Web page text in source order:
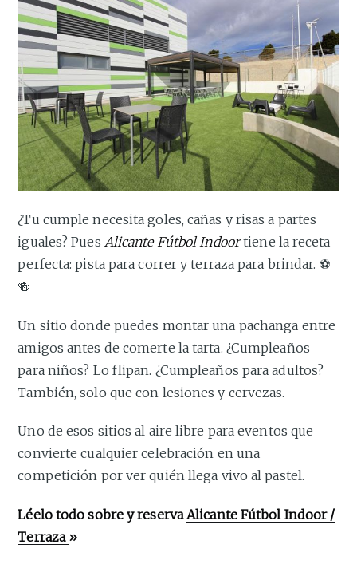
¿Tu cumple necesita goles, cañas y risas a partes
iguales? Pues Alicante Fútbol Indoortiene la receta
perfecta: pista para correr y terraza para brindar. ⚽
🍻
Un sitio donde puedes montar una pachanga entre
amigos antes de comerte la tarta. ¿Cumpleaños
para niños? Lo flipan. ¿Cumpleaños para adultos?
También, solo que con lesiones y cervezas.
Uno de esos sitios al aire libre para eventos que
convierte cualquier celebración en una
competición por ver quién llega vivo al pastel.
Léelo todo sobre y reservaAlicante Fútbol Indoor /
Terraza »